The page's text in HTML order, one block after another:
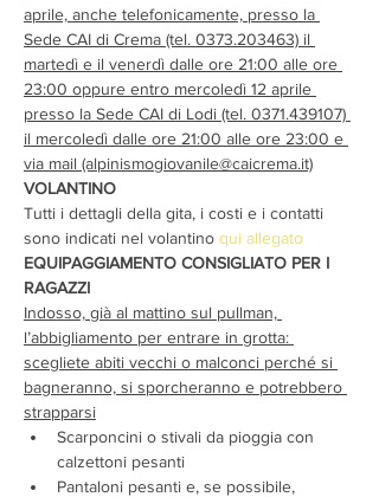
aprile, anche telefonicamente, presso la
Sede CAI di Crema (tel. 0373.203463) il
martedì e il venerdì dalle ore 21:00 alle ore
23:00 oppure entro mercoledì 12 aprile
presso la Sede CAI di Lodi (tel. 0371.439107)
il mercoledì dalle ore 21:00 alle ore 23:00 e
via mail (alpinismogiovanile@caicrema.it)
VOLANTINO
Tutti i dettagli della gita, i costi e i contatti
sono indicati nel volantino qui allegato
EQUIPAGGIAMENTO CONSIGLIATO PER I
RAGAZZI
Indosso, già al mattino sul pullman,
l’abbigliamento per entrare in grotta:
scegliete abiti vecchi o malconci perché si
bagneranno, si sporcheranno e potrebbero
strapparsi
Scarponcini o stivali da pioggia con
calzettoni pesanti
Pantaloni pesanti e, se possibile,